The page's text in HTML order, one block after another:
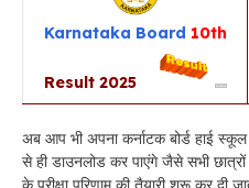
Karnataka Board 10th
Result 2025
अब आप भी अपना कर्नाटक बोर्ड हाई स्कूल
से ही डाउनलोड कर पाएंगे जैसे सभी छात्रों